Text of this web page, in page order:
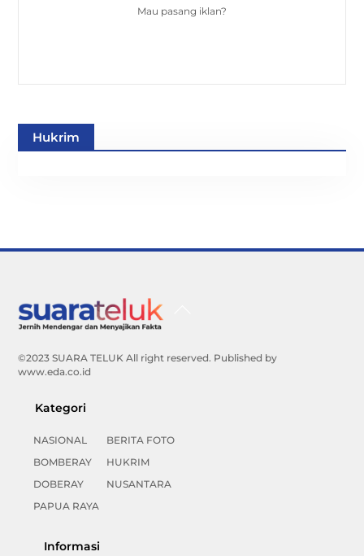
Mau pasang iklan?
Hukrim
©2023 SUARA TELUK All right reserved. Published by
www.eda.co.id
Kategori
NASIONAL
BOMBERAY
DOBERAY
PAPUA RAYA
BERITA FOTO
HUKRIM
NUSANTARA
Informasi